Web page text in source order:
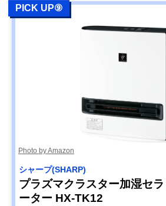
PICK UP⑨
Photo by Amazon
シャープ(SHARP)
プラズマクラスター加湿セ
ーター HX-TK12